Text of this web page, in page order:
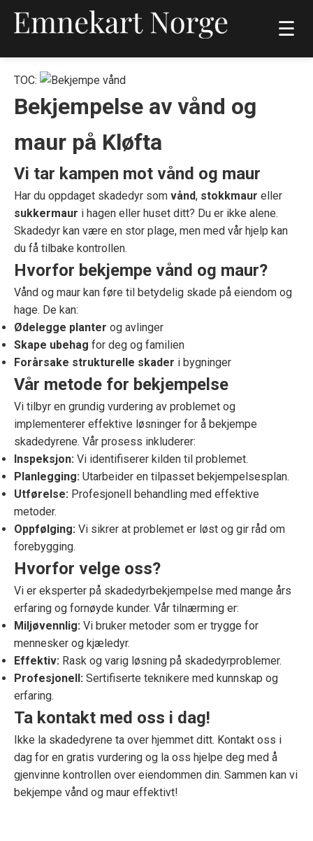
☰
TOC:
Bekjempelse av vånd og
maur på Kløfta
Vi tar kampen mot vånd og maur
Har du oppdaget skadedyr som vånd, stokkmaur eller
sukkermaur i hagen eller huset ditt? Du er ikke alene.
Skadedyr kan være en stor plage, men med vår hjelp kan
du få tilbake kontrollen.
Hvorfor bekjempe vånd og maur?
Vånd og maur kan føre til betydelig skade på eiendom og
hage. De kan:
Ødelegge planter og avlinger
Skape ubehag for deg og familien
Forårsake strukturelle skader i bygninger
Vår metode for bekjempelse
Vi tilbyr en grundig vurdering av problemet og
implementerer effektive løsninger for å bekjempe
skadedyrene. Vår prosess inkluderer:
Inspeksjon: Vi identifiserer kilden til problemet.
Planlegging: Utarbeider en tilpasset bekjempelsesplan.
Utførelse: Profesjonell behandling med effektive
metoder.
Oppfølging: Vi sikrer at problemet er løst og gir råd om
forebygging.
Hvorfor velge oss?
Vi er eksperter på skadedyrbekjempelse med mange års
erfaring og fornøyde kunder. Vår tilnærming er:
Miljøvennlig: Vi bruker metoder som er trygge for
mennesker og kjæledyr.
Effektiv: Rask og varig løsning på skadedyrproblemer.
Profesjonell: Sertifiserte teknikere med kunnskap og
erfaring.
Ta kontakt med oss i dag!
Ikke la skadedyrene ta over hjemmet ditt. Kontakt oss i
dag for en gratis vurdering og la oss hjelpe deg med å
gjenvinne kontrollen over eiendommen din. Sammen kan vi
bekjempe vånd og maur effektivt!